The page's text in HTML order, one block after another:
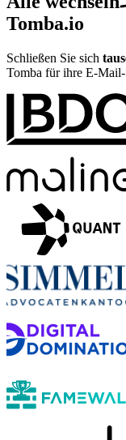
Tomba.io
Schließen Sie sich
Tomba für ihre E-Mail-